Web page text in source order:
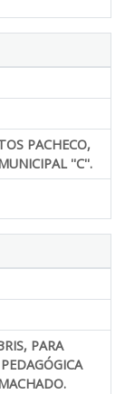
PACHECO,
''C''.
PARA